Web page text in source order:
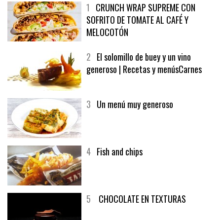
1 CRUNCH WRAP SUPREME CON
SOFRITO DE TOMATE AL CAFÉ Y
MELOCOTÓN
2 El solomillo de buey y un vino
generoso | Recetas y menúsCarnes
3 Un menú muy generoso
4 Fish and chips
5 CHOCOLATE EN TEXTURAS